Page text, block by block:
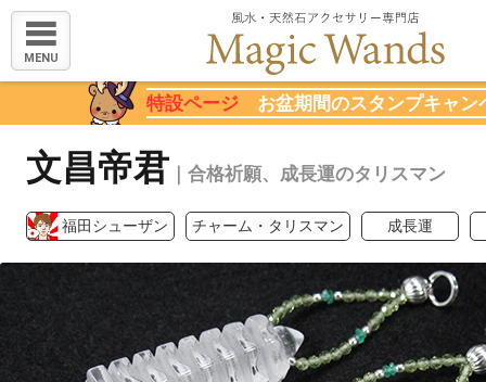
MENU
特設ページ お盆期間のスタンプキャン
文昌帝君 ｜合格祈願、成長運のタリスマン
福田シューザン チャーム・タリスマン 成長運